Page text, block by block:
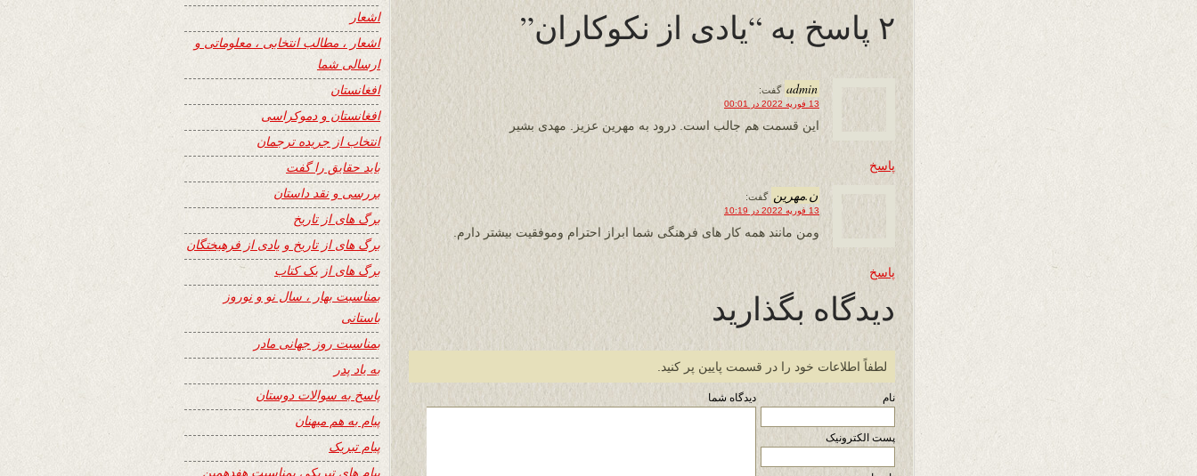
۲ پاسخ به “یادی از نکوکاران”
admin گفت:
13 فوریه 2022 در 00:01
این قسمت هم جالب است. درود به مهرین عزیز. مهدی بشیر
پاسخ
ن.مهرین گفت:
13 فوریه 2022 در 10:19
ومن مانند همه کار های فرهنگی شما ابراز احترام وموفقیت بیشتر دارم.
پاسخ
دیدگاه بگذارید
لطفاً اطلاعات خود را در قسمت پایین پر کنید.
نام
پست الکترونیک
دیدگاه شما
اشعار
اشعار ، مطالب انتخابی ، معلوماتی و
ارسالی شما
افغانستان
افغانستان و دموکراسی
انتخاب از جریده ترجمان
باید حقایق را گفت
بررسی و نقد داستان
برگ های از تاریخ
برگ های از تاریخ و یادی از فرهیختگان
برگ های از یک کتاب
بمناسبت بهار ، سال نو و نوروز
باستانی
بمناسبت روز جهانی مادر
به یاد پدر
پاسخ به سوالات دوستان
پیام به هم میهنان
پیام تبریک
پیام های تبریکی بمناسبت هفدهمین